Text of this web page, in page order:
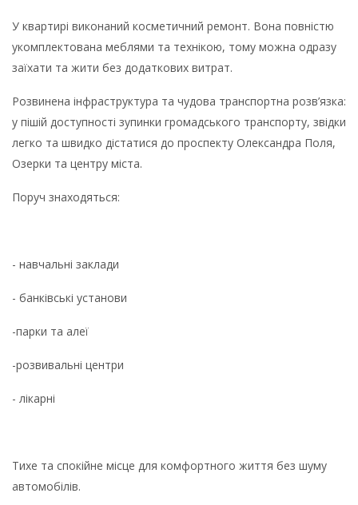
У квартирі виконаний косметичний ремонт. Вона повністю
укомплектована меблями та технікою, тому можна одразу
заїхати та жити без додаткових витрат.
Розвинена інфраструктура та чудова транспортна розв’язка:
у пішій доступності зупинки громадського транспорту, звідки
легко та швидко дістатися до проспекту Олександра Поля,
Озерки та центру міста.
Поруч знаходяться:
- навчальні заклади
- банківські установи
-парки та алеї
-розвивальні центри
- лікарні
Тихе та спокійне місце для комфортного життя без шуму
автомобілів.